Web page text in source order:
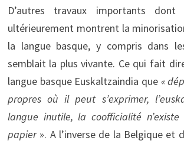
D’autres travaux importants dont
ultérieurement montrent la
la langue basque, y compris dans
semblait la plus vivante. Ce qui fait
langue basque Euskaltzaindia que «
propres où il peut s’exprimer,
langue inutile, la coofficialité
papier». A l’inverse de la Belgique et